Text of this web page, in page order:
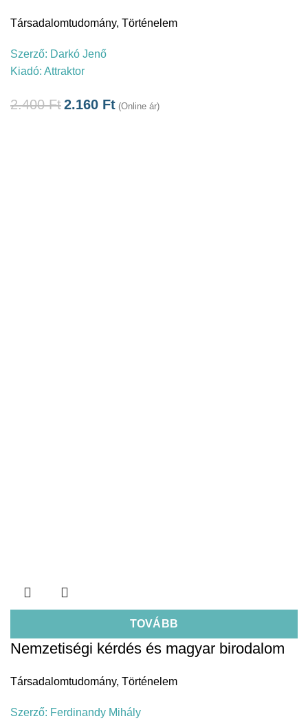
Társadalomtudomány, Történelem
Szerző: Darkó Jenő
Kiadó: Attraktor
2.400Ft2.160 Ft (Online ár)
TOVÁBB
Nemzetiségi kérdés és magyar birodalom
Társadalomtudomány, Történelem
Szerző: Ferdinandy Mihály